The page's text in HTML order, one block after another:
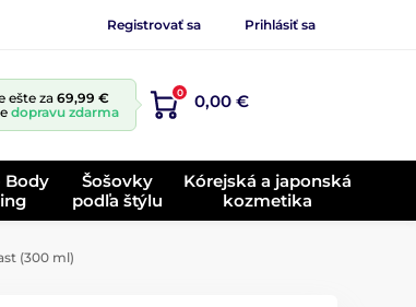
Registrovať sa Prihlásiť sa
ešte za 69,99 €
dopravu zdarma
0 0,00 €
Body
Šošovky
podľa štýlu
Kórejská a japonská
kozmetika
(300 ml)